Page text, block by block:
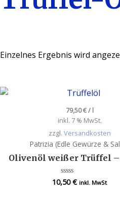
Einzelnes Ergebnis wird
79,50€/ l
inkl. 7 % MwSt.
zzgl. Versandkosten
Patrizia (Edle Gewürze &
Olivenöl weißer Trüffel –
Bewertet
mit
10,50€ inkl. MwSt